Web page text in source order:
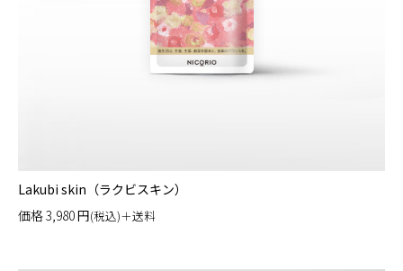
Lakubi skin（ラクビスキン）
価格3,980円(税込)＋送料